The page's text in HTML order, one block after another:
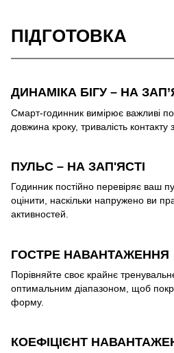
ПІДГОТОВКА
ДИНАМІКА БІГУ – НА
Смарт-годинник вимірює важливі
довжина кроку, тривалість
ПУЛЬС – НА ЗАП'ЯСТІ
Годинник постійно перевіряє ваш
оцінити, наскільки напружено ви
активностей.
ГОСТРЕ НАВАНТАЖЕННЯ
Порівняйте своє крайнє
оптимальним діапазоном, щоб
форму.
КОЕФІЦІЄНТ